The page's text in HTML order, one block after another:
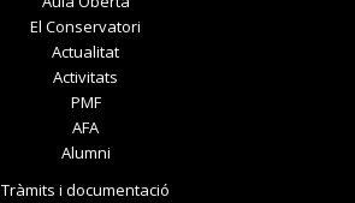
El Conservatori
Actualitat
Activitats
PMF
AFA
Alumni
Tràmits i documentació